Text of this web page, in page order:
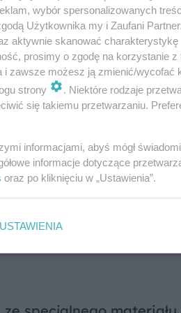
materiału i
Ponieważ wykonuje się
mokro lub w pralni
i upranie materiału
bez wirowania.
w zależności od
wybór spersonalizowanych
Użytkownika my i Zaufani
aktywnie skanować
prosimy o zgodę na korzystanie z
i zawsze możesz ją zmienić/
strony
. Niektóre rodzaje
się takiemu przetwarzaniu.
informacjami, abyś mógł
informacje dotyczące
oraz po kliknięciu w „Ustawienia”.
USTAWIENIA